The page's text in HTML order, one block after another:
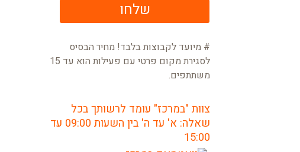
שלחו
# מיועד לקבוצות בלבד! מחיר הבסיס
לסגירת מקום פרטי עם פעילות הוא עד 15
משתתפים.
צוות "במרכז" עומד לרשותך בכל
שאלה: א' עד ה' בין השעות 09:00 עד
15:00